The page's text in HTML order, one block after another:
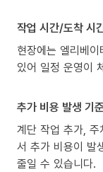
작업 시간/도착 시
현장에는 엘리베
있어 일정 운영이
추가 비용 발생 기준
계단 작업 추가,
서 추가 비용이 발
줄일 수 있습니다.